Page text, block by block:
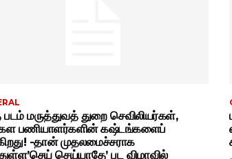
மருத்துவத் துறை செவிலியர்கள்,
பணியாளர்களின் கஷ்டங்களைப்
-தான் முதலமைச்சராக
செய்யாதே’ பட விழாவில்